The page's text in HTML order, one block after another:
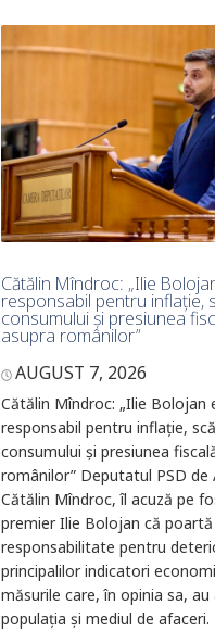
Cătălin Mîndroc: „Ilie
responsabil pentru inflație,
consumului și presiunea
asupra românilor”
AUGUST 7, 2026
Cătălin Mîndroc: „Ilie Bolojan
responsabil pentru inflație,
consumului și presiunea
românilor” Deputatul PSD de
Cătălin Mîndroc, îl acuză pe
premier Ilie Bolojan că
responsabilitate pentru
principalilor indicatori
măsurile care, în opinia sa,
populația și mediul de afaceri.